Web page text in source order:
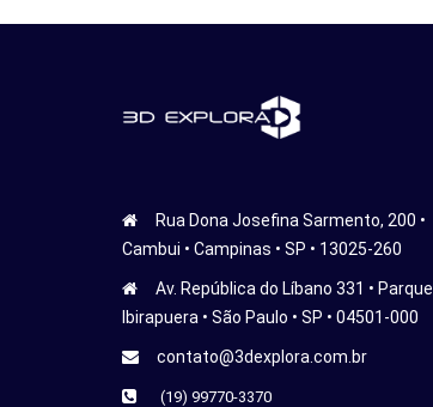
Rua Dona Josefina Sarmento, 200 •
Cambui • Campinas • SP • 13025-260
Av. República do Líbano 331 • Parque
Ibirapuera • São Paulo • SP • 04501-000
contato@3dexplora.com.br
(19) 99770-3370